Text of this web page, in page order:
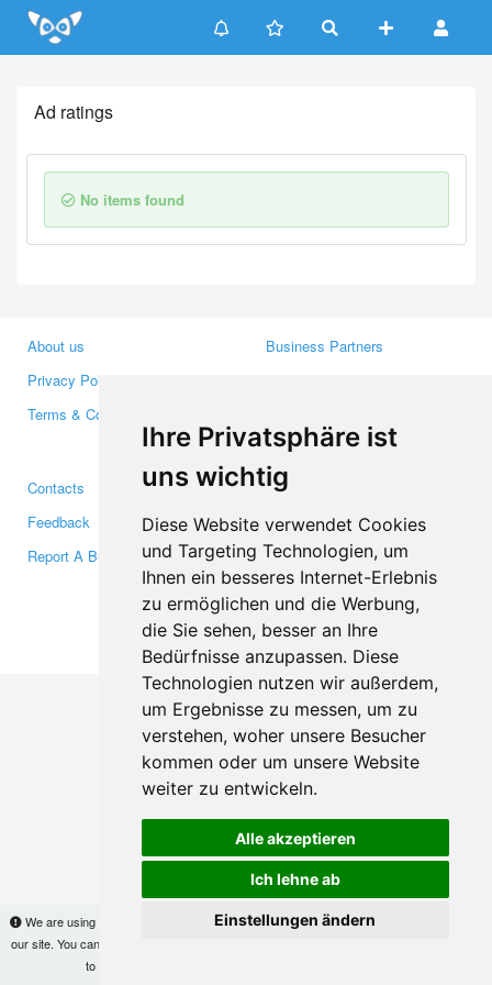
Ihre Privatsphäre ist
uns wichtig
Diese Website verwendet Cookies
und Targeting Technologien, um
Ihnen ein besseres Internet-Erlebnis
zu ermöglichen und die Werbung,
die Sie sehen, besser an Ihre
Bedürfnisse anzupassen. Diese
Technologien nutzen wir außerdem,
um Ergebnisse zu messen, um zu
verstehen, woher unsere Besucher
kommen oder um unsere Website
weiter zu entwickeln.
Alle akzeptieren
Ich lehne ab
Einstellungen ändern
Update cookies preferences
We are using cookies to provide statistics that help us give you the best experience of
our site. You can find out more
to use the site without changes, you are agreeing to it.
Ad ratings
No items found
About us
Privacy Policy
Terms & Conditions
Business Partners
Media
Contacts
Feedback
Report A Bug
Facebook
Twitter
YouTube
Google+
Makis© Copyright 2026